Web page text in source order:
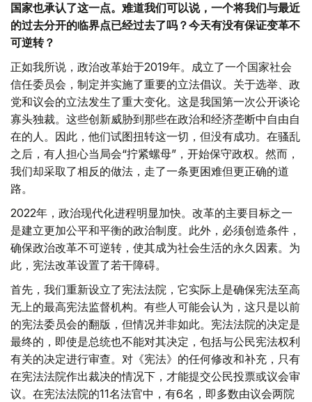
国家也承认了这一点。难道我们可以说，一个将我们与最近
的过去分开的临界点已经过去了吗？今天有没有保证变革不
可逆转？
正如我所说，政治改革始于2019年。成立了一个国家社会
信任委员会，制定并实施了重要的立法倡议。关于选举、政
党和议会的立法发生了重大变化。这是我国第一次公开谈论
寡头独裁。这些创新威胁到那些在政治和经济垄断中自由自
在的人。因此，他们试图扭转这一切，但没有成功。在骚乱
之后，有人担心当局会“拧紧螺母”，开始保守政权。然而，
我们却采取了相反的做法，走了一条更困难但更正确的道
路。
2022年，政治现代化进程明显加快。改革的主要目标之一
是建立更加公平和平衡的政治制度。此外，必须创造条件，
确保政治改革不可逆转，使其成为社会生活的永久因素。为
此，宪法改革设置了若干障碍。
首先，我们重新设立了宪法法院，它实际上是确保宪法至高
无上的最高宪法监督机构。有些人可能会认为，这只是以前
的宪法委员会的翻版，但情况并非如此。宪法法院的决定是
最终的，即使是总统也不能对其决定，包括与公民宪法权利
有关的决定进行审查。对《宪法》的任何修改和补充，只有
在宪法法院作出裁决的情况下，才能提交公民投票或议会审
议。在宪法法院的11名法官中，有6名，即多数由议会两院